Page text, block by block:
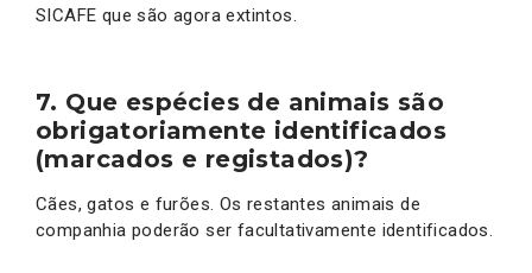
SICAFE que são agora extintos.
7. Que espécies de animais são
obrigatoriamente identificados
(marcados e registados)?
Cães, gatos e furões. Os restantes animais de
companhia poderão ser facultativamente identificados.